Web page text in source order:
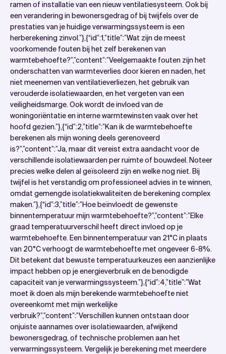
ramen of installatie van een nieuw ventilatiesysteem. Ook bij
een verandering in bewonersgedrag of bij twijfels over de
prestaties van je huidige verwarmingssysteem is een
herberekening zinvol.”},{“id”:1,”title”:”Wat zijn de meest
voorkomende fouten bij het zelf berekenen van
warmtebehoefte?”,”content”:”Veelgemaakte fouten zijn het
onderschatten van warmteverlies door kieren en naden, het
niet meenemen van ventilatieverliezen, het gebruik van
verouderde isolatiewaarden, en het vergeten van een
veiligheidsmarge. Ook wordt de invloed van de
woningoriëntatie en interne warmtewinsten vaak over het
hoofd gezien.”},{“id”:2,”title”:”Kan ik de warmtebehoefte
berekenen als mijn woning deels gerenoveerd
is?”,”content”:”Ja, maar dit vereist extra aandacht voor de
verschillende isolatiewaarden per ruimte of bouwdeel. Noteer
precies welke delen al geïsoleerd zijn en welke nog niet. Bij
twijfel is het verstandig om professioneel advies in te winnen,
omdat gemengde isolatiekwaliteiten de berekening complex
maken.”},{“id”:3,”title”:”Hoe beïnvloedt de gewenste
binnentemperatuur mijn warmtebehoefte?”,”content”:”Elke
graad temperatuurverschil heeft direct invloed op je
warmtebehoefte. Een binnentemperatuur van 21°C in plaats
van 20°C verhoogt de warmtebehoefte met ongeveer 6-8%.
Dit betekent dat bewuste temperatuurkeuzes een aanzienlijke
impact hebben op je energieverbruik en de benodigde
capaciteit van je verwarmingssysteem.”},{“id”:4,”title”:”Wat
moet ik doen als mijn berekende warmtebehoefte niet
overeenkomt met mijn werkelijke
verbruik?”,”content”:”Verschillen kunnen ontstaan door
onjuiste aannames over isolatiewaarden, afwijkend
bewonersgedrag, of technische problemen aan het
verwarmingssysteem. Vergelijk je berekening met meerdere